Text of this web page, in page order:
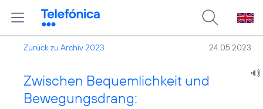
Zurück zu Archiv 2023 24.05.2023
Zwischen Bequemlichkeit und
Bewegungsdrang: